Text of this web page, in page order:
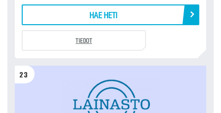
HAE HETI
TIEDOT
23